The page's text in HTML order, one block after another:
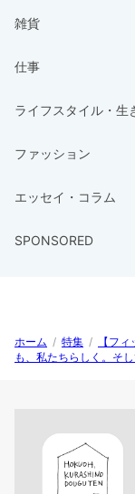
雑貨
仕事
ライフスタイル・生
ファッション
エッセイ・コラム
SPONSORED
ホーム / 特集 /
【フ
も、私たちらしく。そ